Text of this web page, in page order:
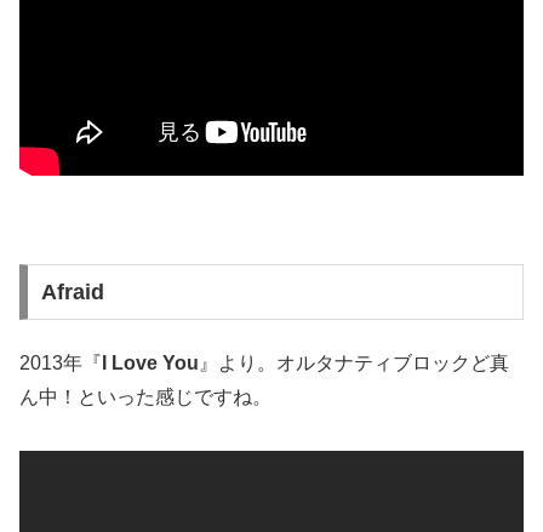
Afraid
2013年『 I Love You』より。オルタナティブロックど真
ん中！といった感じですね。